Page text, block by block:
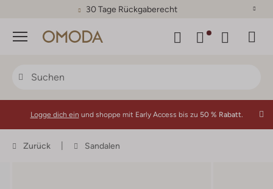
30 Tage Rückgaberecht
Menü
Logge dich ein und shoppe mit Early Access bis zu 50 % Rabatt.
Zurück Sandalen